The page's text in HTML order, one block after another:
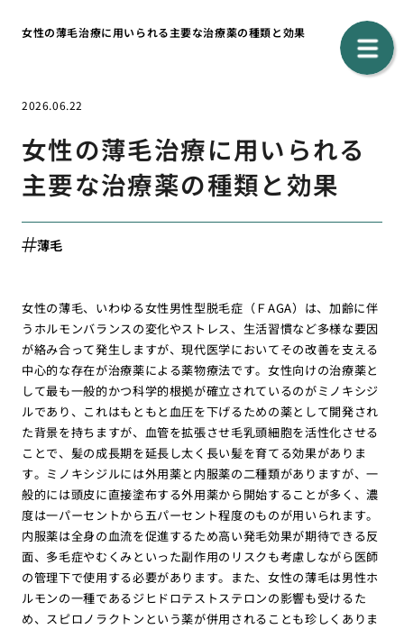
女性の薄毛治療に用いられる主要な治療薬の種類と効果
2026.06.22
女性の薄毛治療に用いられる
主要な治療薬の種類と効果
薄毛
女性の薄毛、いわゆる女性男性型脱毛症（ＦAGA）は、加齢に伴
うホルモンバランスの変化やストレス、生活習慣など多様な要因
が絡み合って発生しますが、現代医学においてその改善を支える
中心的な存在が治療薬による薬物療法です。女性向けの治療薬と
して最も一般的かつ科学的根拠が確立されているのがミノキシジ
ルであり、これはもともと血圧を下げるための薬として開発され
た背景を持ちますが、血管を拡張させ毛乳頭細胞を活性化させる
ことで、髪の成長期を延長し太く長い髪を育てる効果がありま
す。ミノキシジルには外用薬と内服薬の二種類がありますが、一
般的には頭皮に直接塗布する外用薬から開始することが多く、濃
度は一パーセントから五パーセント程度のものが用いられます。
内服薬は全身の血流を促進するため高い発毛効果が期待できる反
面、多毛症やむくみといった副作用のリスクも考慮しながら医師
の管理下で使用する必要があります。また、女性の薄毛は男性ホ
ルモンの一種であるジヒドロテストステロンの影響も受けるた
め、スピロノラクトンという薬が併用されることも珍しくありま